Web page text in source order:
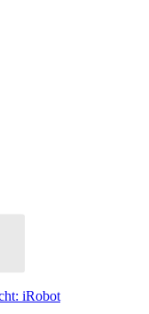
iRobot